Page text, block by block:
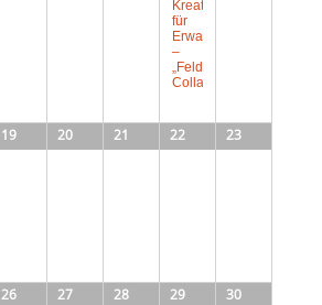
Kreativworkshop
für
Erwachsene
–
„Felder“-
Collagen
19 20 21 22 23
26 27 28 29 30